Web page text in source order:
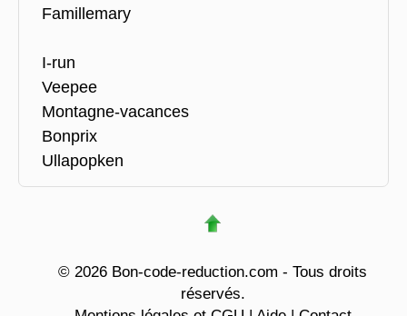
Famillemary
I-run
Veepee
Montagne-vacances
Bonprix
Ullapopken
© 2026 Bon-code-reduction.com - Tous droits
réservés.